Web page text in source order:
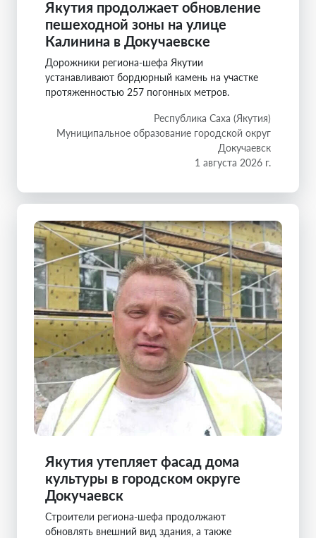
Якутия продолжает обновление
пешеходной зоны на улице
Калинина в Докучаевске
Дорожники региона-шефа Якутии
устанавливают бордюрный камень на участке
протяженностью 257 погонных метров.
Республика Саха (Якутия)
Муниципальное образование городской округ
Докучаевск
1 августа 2026 г.
Якутия утепляет фасад дома
культуры в городском округе
Докучаевск
Строители региона-шефа продолжают
обновлять внешний вид здания, а также